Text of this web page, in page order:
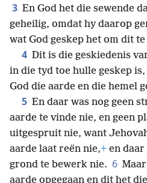
3 En God het die sewende
geheilig, omdat hy daarop
wat God geskep het om dit
4 Dit is die geskiedenis
in die tyd toe hulle geskep
God die aarde en die hemel
5 En daar was nog geen
aarde te vinde nie, en geen
uitgespruit nie, want
aarde laat reën nie,+ en daar
grond te bewerk nie. 6
aarde opgegaan en dit het